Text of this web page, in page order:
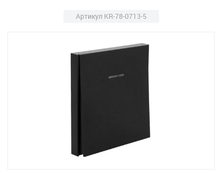
Артикул KR-78-0713-5